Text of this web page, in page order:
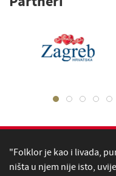
"Folklor je kao i livada,
ništa u njem nije isto,